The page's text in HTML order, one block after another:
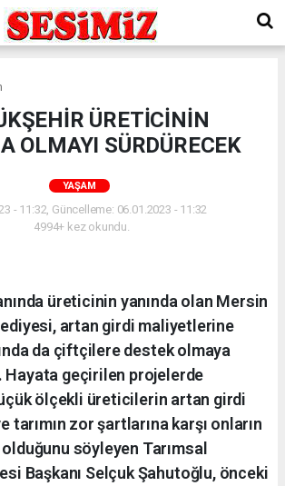
ÜRETİCİNİN
OLMAYI SÜRDÜRECEK
YAŞAM
- 11:32, Güncelleme: 06.01.2023 - 11:32
4994+ kez okundu.
üreticinin yanında olan Mersin
artan girdi maliyetlerine
da çiftçilere destek olmaya
Hayata geçirilen projelerde
ölçekli üreticilerin artan girdi
tarımın zor şartlarına karşı onların
söyleyen Tarımsal
Başkanı Selçuk Şahutoğlu, önceki